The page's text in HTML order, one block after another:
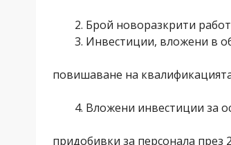
Брой новоразкрити
Инвестиции, вложени в
повишаване на
Вложени инвестиции за
придобивки за персонала през